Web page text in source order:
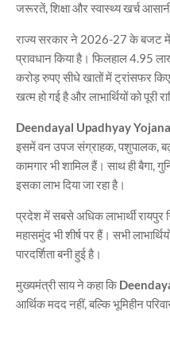
जरूरतें, शिक्षा और स्वास्थ्य खर्च
राज्य सरकार ने 2026-27 के बजट
प्रावधान किया है। फिलहाल 4.95
करोड़ रुपए सीधे खातों में ट्रांसफर
खत्म हो गई है और लाभार्थियों को पूरी
Deendayal Upadhyay Yojana
इसमें वन उपज संग्राहक, पशुपालक,
कामगार भी शामिल हैं। साथ ही बैगा,
इसका लाभ दिया जा रहा है।
प्रदेश में सबसे अधिक लाभार्थी
महासमुंद भी शीर्ष पर हैं। सभी
पारदर्शिता बनी हुई है।
मुख्यमंत्री साय ने कहा कि
आर्थिक मदद नहीं, बल्कि भूमिहीन